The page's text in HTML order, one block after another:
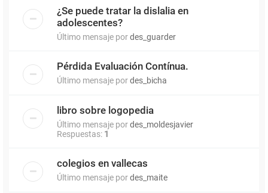
¿Se puede tratar la dislalia en
adolescentes?
Último mensaje pordes_guarder
Pérdida Evaluación Contínua.
Último mensaje pordes_bicha
libro sobre logopedia
Último mensaje pordes_moldesjavier
Respuestas: 1
colegios en vallecas
Último mensaje pordes_maite